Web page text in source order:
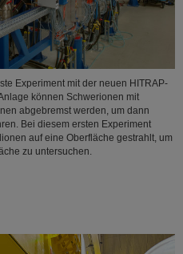
Experiment mit der neuen HITRAP-
können Schwerionen mit
abgebremst werden, um dann
Bei diesem ersten Experiment
auf eine Oberfläche gestrahlt, um
zu untersuchen.